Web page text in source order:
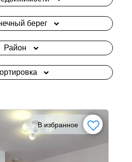
берег
Район
В избранное